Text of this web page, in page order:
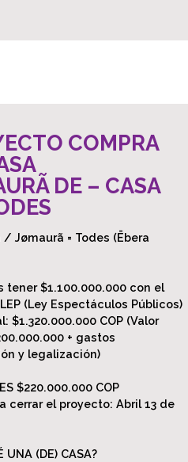
COMPRA
A
DE – CASA
/ Jømaurã = Todes (Ēbera
tener $1.100.000.000 con el
(Ley Espectáculos Públicos)
$1.320.000.000 COP (Valor
+ gastos
y legalización)
$220.000.000 COP
cerrar el proyecto: Abril 13 de
UNA (DE) CASA?